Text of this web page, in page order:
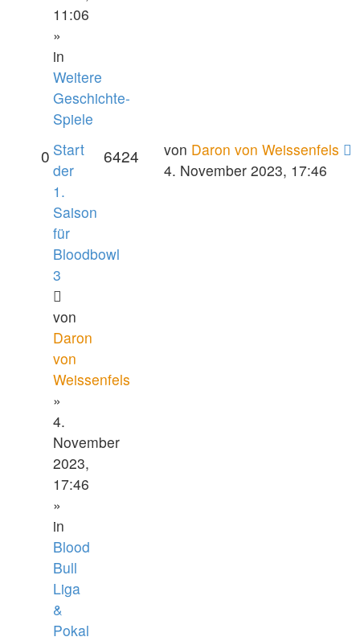
11:06
»
in
Weitere
Geschichte-
Spiele
Start
der
1.
Saison
für
Bloodbowl
3
von
Daron
von
Weissenfels
»
4.
November
2023,
17:46
»
in
Blood
Bull
Liga
&
Pokal
0 6424 von Daron von Weissenfels
4. November 2023, 17:46